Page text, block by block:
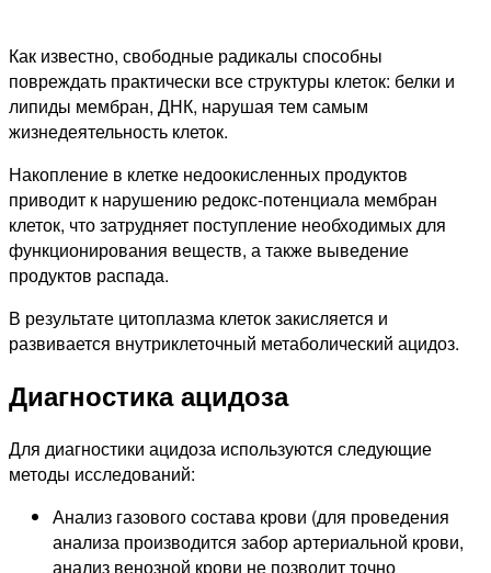
Как известно, свободные радикалы способны
повреждать практически все структуры клеток: белки и
липиды мембран, ДНК, нарушая тем самым
жизнедеятельность клеток.
Накопление в клетке недоокисленных продуктов
приводит к нарушению редокс-потенциала мембран
клеток, что затрудняет поступление необходимых для
функционирования веществ, а также выведение
продуктов распада.
В результате цитоплазма клеток закисляется и
развивается внутриклеточный метаболический ацидоз.
Диагностика ацидоза
Для диагностики ацидоза используются следующие
методы исследований:
Анализ газового состава крови (для проведения
анализа производится забор артериальной крови,
анализ венозной крови не позволит точно